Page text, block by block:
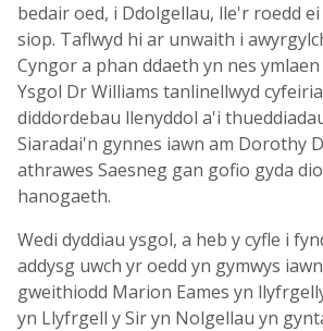
bedair oed, i Ddolgellau, lle'r roedd
siop. Taflwyd hi ar unwaith i
Cyngor a phan ddaeth yn nes
Ysgol Dr Williams tanlinellwyd
diddordebau llenyddol a'i
Siaradai'n gynnes iawn am Dorothy
athrawes Saesneg gan gofio gyda
hanogaeth.
Wedi dyddiau ysgol, a heb y cyfle i
addysg uwch yr oedd yn gymwys
gweithiodd Marion Eames yn
yn Llyfrgell y Sir yn Nolgellau yn